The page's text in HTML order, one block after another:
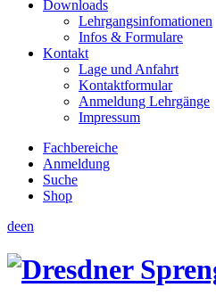
Downloads
Lehrgangsinfomationen
Infos & Formulare
Kontakt
Lage und Anfahrt
Kontaktformular
Anmeldung Lehrgänge
Impressum
Fachbereiche
Anmeldung
Suche
Shop
deen